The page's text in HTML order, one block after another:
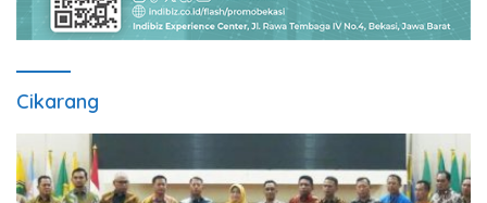
Cikarang